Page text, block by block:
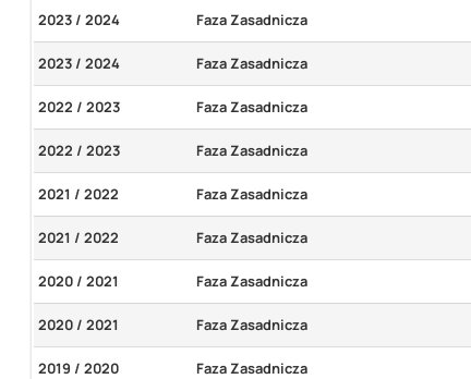
2023 / 2024 Faza Zasadnicza
2023 / 2024 Faza Zasadnicza
2022 / 2023 Faza Zasadnicza
2022 / 2023 Faza Zasadnicza
2021 / 2022 Faza Zasadnicza
2021 / 2022 Faza Zasadnicza
2020 / 2021 Faza Zasadnicza
2020 / 2021 Faza Zasadnicza
2019 / 2020 Faza Zasadnicza